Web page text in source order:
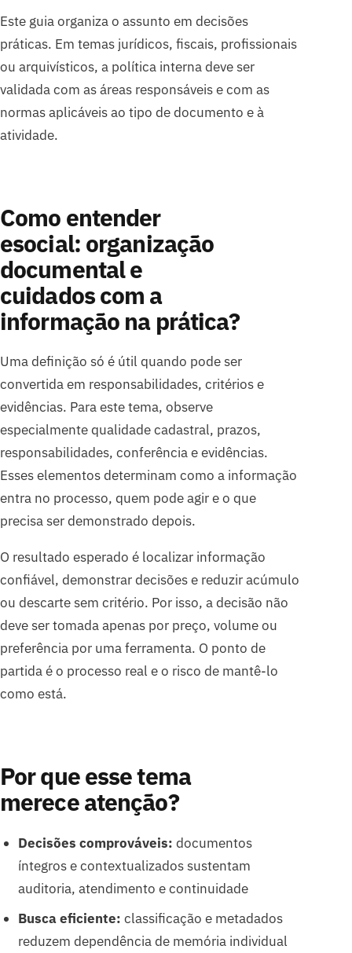
Este guia organiza o assunto em decisões
práticas. Em temas jurídicos, fiscais, profissionais
ou arquivísticos, a política interna deve ser
validada com as áreas responsáveis e com as
normas aplicáveis ao tipo de documento e à
atividade.
Como entender
esocial: organização
documental e
cuidados com a
informação na prática?
Uma definição só é útil quando pode ser
convertida em responsabilidades, critérios e
evidências. Para este tema, observe
especialmente qualidade cadastral, prazos,
responsabilidades, conferência e evidências.
Esses elementos determinam como a informação
entra no processo, quem pode agir e o que
precisa ser demonstrado depois.
O resultado esperado é localizar informação
confiável, demonstrar decisões e reduzir acúmulo
ou descarte sem critério. Por isso, a decisão não
deve ser tomada apenas por preço, volume ou
preferência por uma ferramenta. O ponto de
partida é o processo real e o risco de mantê-lo
como está.
Por que esse tema
merece atenção?
Decisões comprováveis: documentos
íntegros e contextualizados sustentam
auditoria, atendimento e continuidade
Busca eficiente: classificação e metadados
reduzem dependência de memória individual